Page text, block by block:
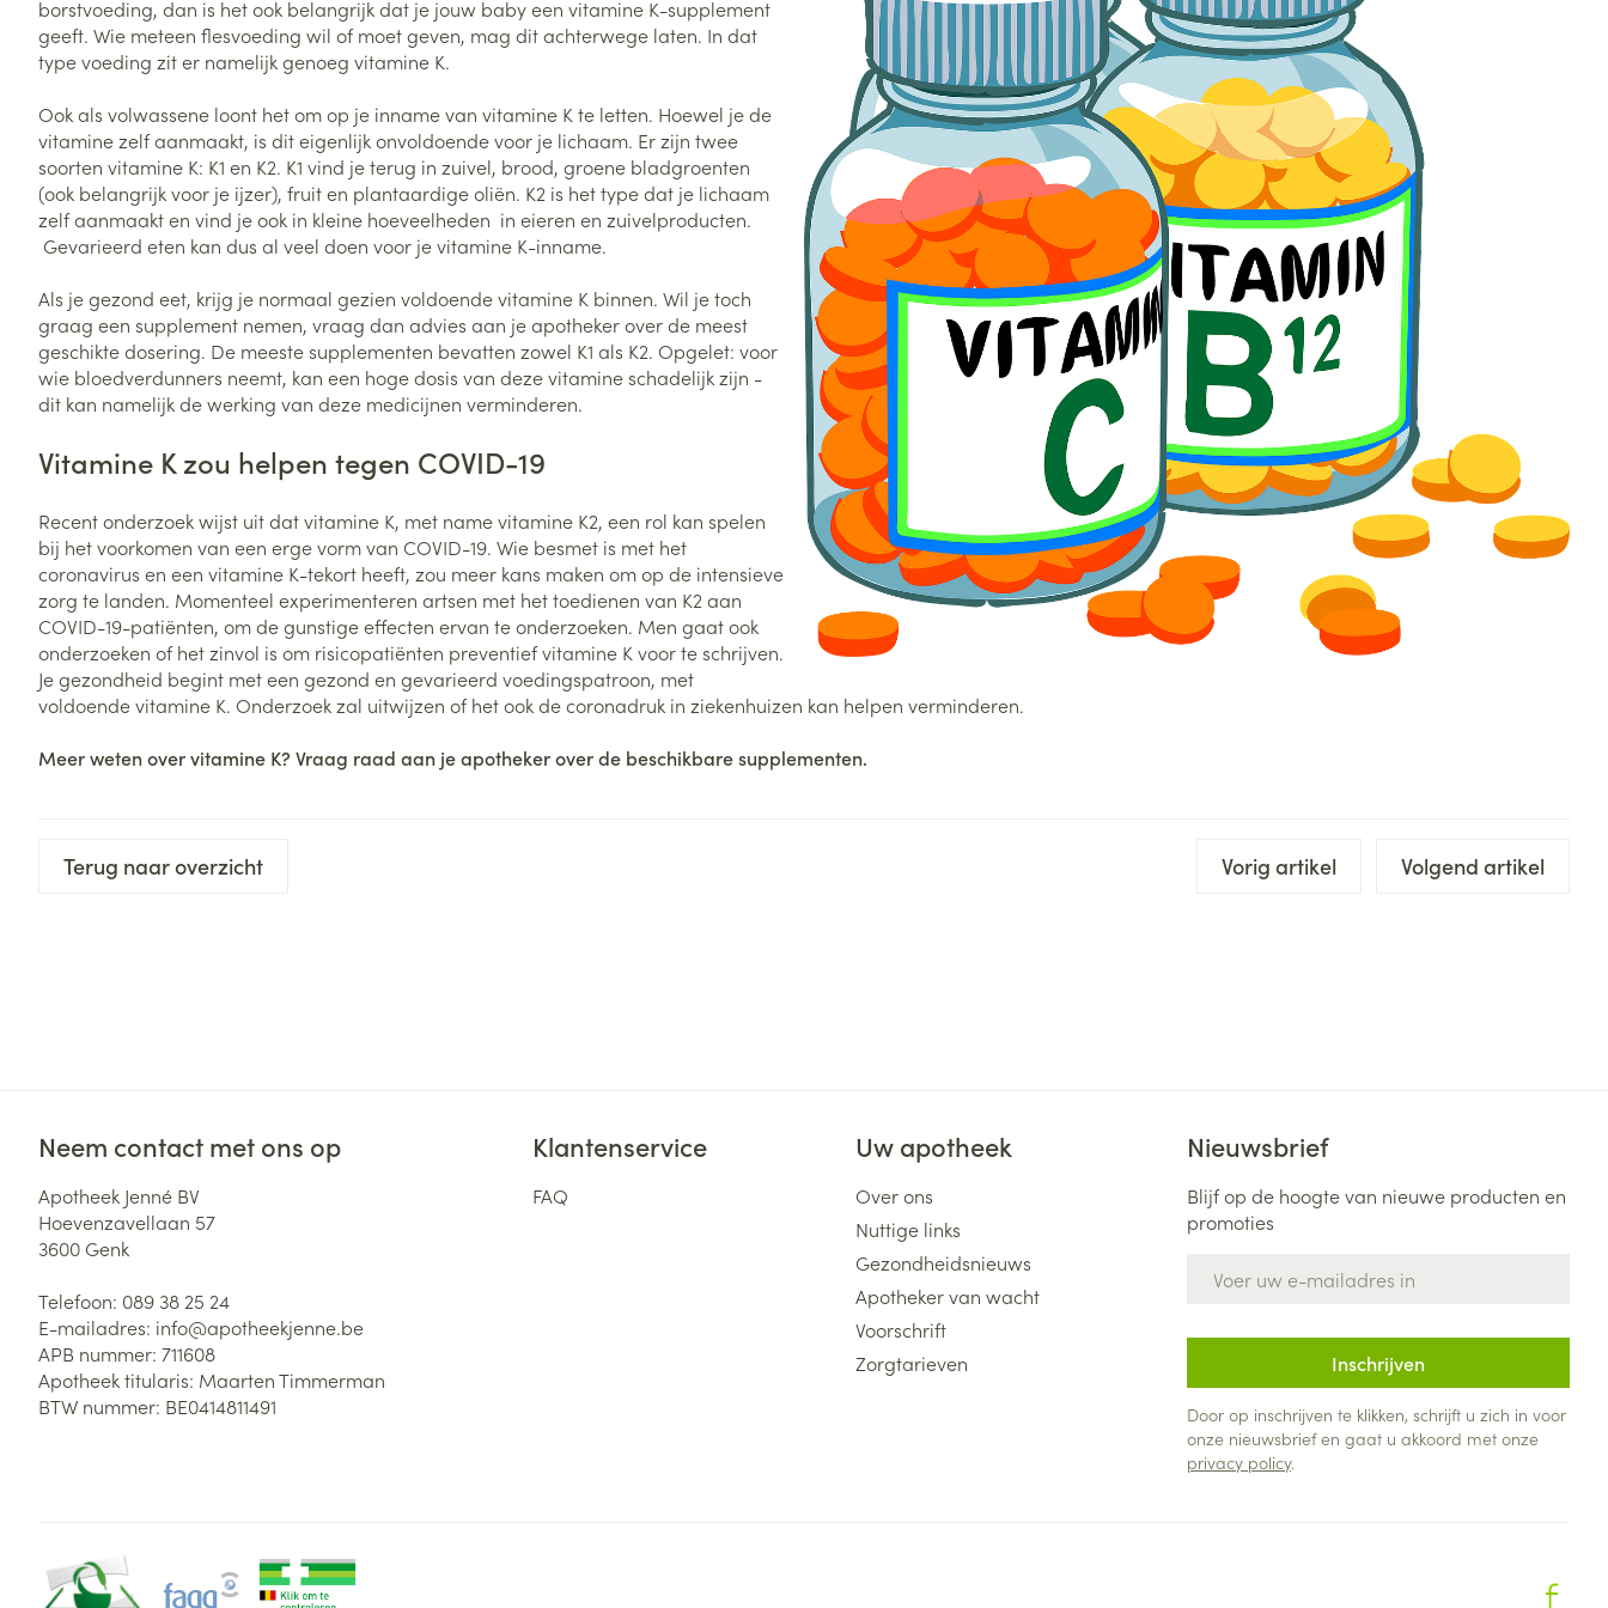
borstvoeding, dan is het ook belangrijk dat je jouw baby een vitamine K-supplement
geeft. Wie meteen flesvoeding wil of moet geven, mag dit achterwege laten. In dat
type voeding zit er namelijk genoeg vitamine K.
Ook als volwassene loont het om op je inname van vitamine K te letten. Hoewel je de
vitamine zelf aanmaakt, is dit eigenlijk onvoldoende voor je lichaam. Er zijn twee
soorten vitamine K: K1 en K2. K1 vind je terug in zuivel, brood, groene bladgroenten
(ook belangrijk voor je ijzer), fruit en plantaardige oliën. K2 is het type dat je lichaam
zelf aanmaakt en vind je ook in kleine hoeveelheden in eieren en zuivelproducten.
Gevarieerd eten kan dus al veel doen voor je vitamine K-inname.
Als je gezond eet, krijg je normaal gezien voldoende vitamine K binnen. Wil je toch
graag een supplement nemen, vraag dan advies aan je apotheker over de meest
geschikte dosering. De meeste supplementen bevatten zowel K1 als K2. Opgelet: voor
wie bloedverdunners neemt, kan een hoge dosis van deze vitamine schadelijk zijn -
dit kan namelijk de werking van deze medicijnen verminderen.
Vitamine K zou helpen tegen COVID-19
Recent onderzoek wijst uit dat vitamine K, met name vitamine K2, een rol kan spelen
bij het voorkomen van een erge vorm van COVID-19. Wie besmet is met het
coronavirus en een vitamine K-tekort heeft, zou meer kans maken om op de intensieve
zorg te landen. Momenteel experimenteren artsen met het toedienen van K2 aan
COVID-19-patiënten, om de gunstige effecten ervan te onderzoeken. Men gaat ook
onderzoeken of het zinvol is om risicopatiënten preventief vitamine K voor te schrijven.
Je gezondheid begint met een gezond en gevarieerd voedingspatroon, met
voldoende vitamine K. Onderzoek zal uitwijzen of het ook de coronadruk in ziekenhuizen kan helpen verminderen.
Meer weten over vitamine K? Vraag raad aan je apotheker over de beschikbare supplementen.
Terug naar overzicht Vorig artikel Volgend artikel
Neem contact met ons op
Apotheek Jenné BV
Hoevenzavellaan 57
3600 Genk
Telefoon: 089 38 25 24
E-mailadres: info@apotheekjenne.be
APB nummer: 711608
Apotheek titularis: Maarten Timmerman
BTW nummer: BE0414811491
Klantenservice
FAQ
Uw apotheek
Over ons
Nuttige links
Gezondheidsnieuws
Apotheker van wacht
Voorschrift
Zorgtarieven
Nieuwsbrief
Blijf op de hoogte van nieuwe producten en
promoties
Inschrijven
Door op inschrijven te klikken, schrijft u zich in voor
onze nieuwsbrief en gaat u akkoord met onze
privacy policy.